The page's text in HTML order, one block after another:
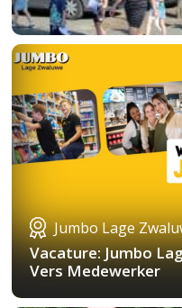
Jumbo Lage
Vacature: Jumbo
Vers Medewerker